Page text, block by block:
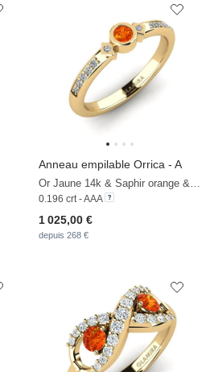
Anneau empilable Orrica - A
0.196 crt - AAA
1 025,00 €
depuis 268 €